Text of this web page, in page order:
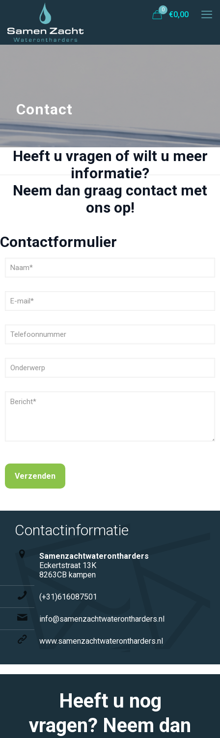
0
€0,00
Contact
Heeft u vragen of wilt u meer
informatie?
Neem dan graag contact met
ons op!
Contactformulier
Contactinformatie
Samenzachtwaterontharders
Eckertstraat 13K
8263CB kampen
(+31)616087501
info@samenzachtwaterontharders.nl
www.samenzachtwaterontharders.nl
Heeft u nog
vragen? Neem dan